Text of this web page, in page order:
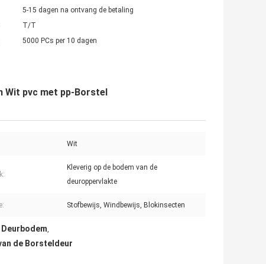
5-15 dagen na ontvang de betaling
T/T
5000 PCs per 10 dagen
Wit pvc met pp-Borstel
Wit
Kleverig op de bodem van de
deuroppervlakte
Stofbewijs, Windbewijs, Blokinsecten
,
de Borsteldeur